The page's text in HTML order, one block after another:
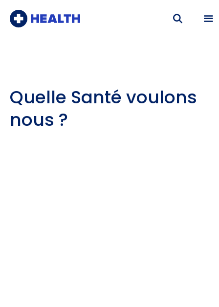
Quelle Santé voulons
nous ?